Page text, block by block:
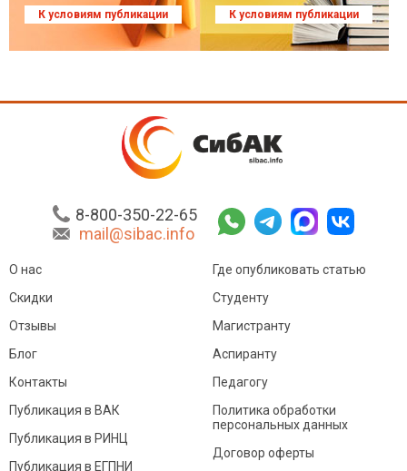
К условиям публикации К условиям публикации
8-800-350-22-65
mail@sibac.info
О нас
Скидки
Отзывы
Блог
Контакты
Где опубликовать статью
Студенту
Магистранту
Аспиранту
Педагогу
Публикация в ВАК
Публикация в РИНЦ
Публикация в ЕГПНИ
Политика обработки
персональных данных
Договор оферты